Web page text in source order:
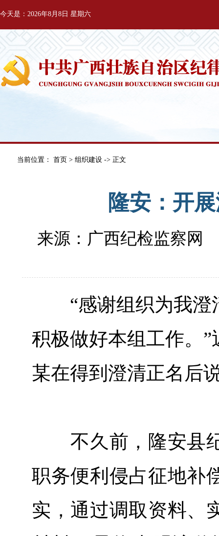
今天是：2026年8月8日 星期六
当前位置： 首页 > 组织建设 -> 正文
隆安：开
来源：广西纪检监察
“感谢组织为我澄
积极做好本组工作。
某在得到澄清正名后
不久前，隆安县纪
职务便利侵占征地补
实，通过调取资料、